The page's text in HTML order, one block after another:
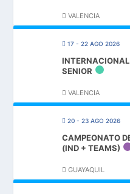
VALENCIA
17 - 22 AGO 2026
SENIOR
VALENCIA
20 - 23 AGO 2026
CAMPEONATO
(IND + TEAMS)
GUAYAQUIL